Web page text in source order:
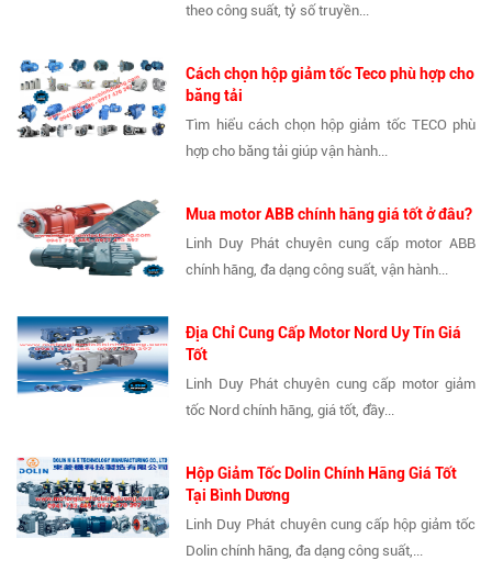
theo công suất, tỷ số truyền...
Cách chọn hộp giảm tốc Teco phù hợp cho
băng tải
Tìm hiểu cách chọn hộp giảm tốc TECO phù
hợp cho băng tải giúp vận hành...
Mua motor ABB chính hãng giá tốt ở đâu?
Linh Duy Phát chuyên cung cấp motor ABB
chính hãng, đa dạng công suất, vận hành...
Địa Chỉ Cung Cấp Motor Nord Uy Tín Giá
Tốt
Linh Duy Phát chuyên cung cấp motor giảm
tốc Nord chính hãng, giá tốt, đầy...
Hộp Giảm Tốc Dolin Chính Hãng Giá Tốt
Tại Bình Dương
Linh Duy Phát chuyên cung cấp hộp giảm tốc
Dolin chính hãng, đa dạng công suất,...